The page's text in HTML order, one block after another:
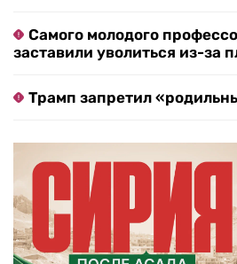
Самого молодого
заставили уволиться из-за
Трамп запретил